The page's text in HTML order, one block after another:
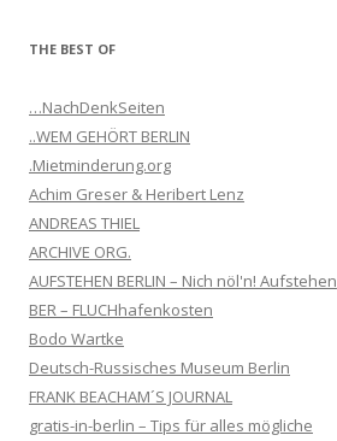
THE BEST OF
…NachDenkSeiten
..WEM GEHÖRT BERLIN
.Mietminderung.org
Achim Greser & Heribert Lenz
ANDREAS THIEL
ARCHIVE ORG.
AUFSTEHEN BERLIN – Nich nöl'n! Aufstehen
BER – FLUCHhafenkosten
Bodo Wartke
Deutsch-Russisches Museum Berlin
FRANK BEACHAM´S JOURNAL
gratis-in-berlin – Tips für alles mögliche